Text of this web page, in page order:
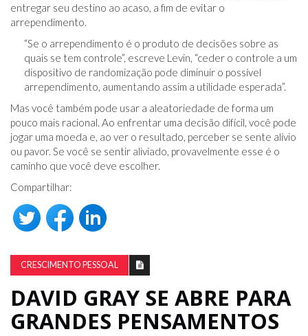
entregar seu destino ao acaso, a fim de evitar o
arrependimento.
“Se o arrependimento é o produto de decisões sobre as
quais se tem controle”, escreve Levin, “ceder o controle a um
dispositivo de randomização pode diminuir o possível
arrependimento, aumentando assim a utilidade esperada”.
Mas você também pode usar a aleatoriedade de forma um
pouco mais racional. Ao enfrentar uma decisão difícil, você pode
jogar uma moeda e, ao ver o resultado, perceber se sente alívio
ou pavor. Se você se sentir aliviado, provavelmente esse é o
caminho que você deve escolher.
Compartilhar:
CRESCIMENTO PESSOAL
DAVID GRAY SE ABRE PARA
GRANDES PENSAMENTOS